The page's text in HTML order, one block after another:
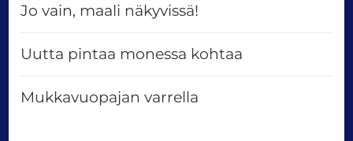
Jo vain, maali näkyvissä!
Uutta pintaa monessa kohtaa
Mukkavuopajan varrella